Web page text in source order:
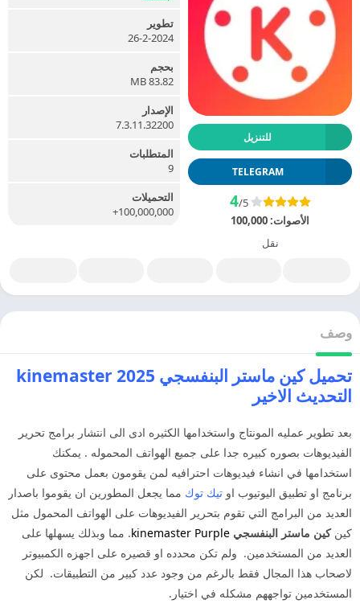
للتنزيل
TELEGRAM
4/5
الأصوات:100,000
نقل
تطوير
26-2-2024
بحجم
83.82 MB
الإصدار
7.3.11.32200
المتطلبات
9
التحميلات
100,000,000+
وصف
تحميل كين ماستر البنفسجي 2025 kinemaster
التحديث الاخير
بعد تطوير عمليه المونتاج واستخدامها الكثيره ادى الى انتشار برامج تحرير
الفيديوهات بصوره كبيره جدا على جميع الهواتف المحموله . يمكنك
استخدامها في انشاء فيديوهات احترافيه لمن يقومون بعمل محتوى على
برنامج او تطبيق اليوتيوب او تيك توك مما يجعل المطورين ان يقوموا باصدار
العديد من البرامج التي تقوم بتحرير الفيديوهات على الهواتف المحمول مثل
كينكين ماستر البنفسجي kinemaster Purple. مما وبذلك يسهلها على
العديد من المستخدمين. ولم تكن محدده او قصيره على اجهزه الكمبيوتر
لاصحاب هذا المجال فقط بالرغم من وجود عدد كبير من التطبيقات. لكن
المستخدمين تواجههم مشكله في اختيار.